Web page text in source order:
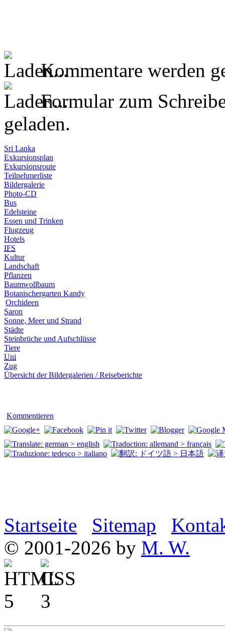
Kommentare werden
Formular zum
geladen.
Sri Lanka
Exkursionsplan
Exkursionsroute
Teilnehmerliste
Bildergalerie
Photo-CD
Bus
Edelsteine
Essen und Trinken
Flugzeug
Hotels
IFS
Kultur
Landschaft
Pflanzen
Baumwollbaum
Botanischergarten Kandy
Orchideen
Saron
Sonne, Meer und Strand
Städte
Steinbrüche und Aufschlüsse
Tiere
Uni
Zug
Übersicht der Bildergalerien / Reiseberichte
Kommentieren
Startseite Sitemap
© 2001-2026 by M. W.